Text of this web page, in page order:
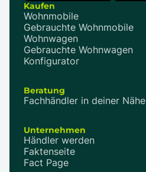
Kaufen
Wohnmobile
Gebrauchte Wohnmobile
Wohnwagen
Gebrauchte Wohnwagen
Konfigurator
Beratung
Fachhändler in deiner Nähe
Unternehmen
Händler werden
Faktenseite
Fact Page